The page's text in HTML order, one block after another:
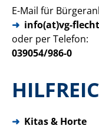
E-Mail für
info(at)vg-
oder per Telefon:
039054/986-0
➜ Kitas & Horte